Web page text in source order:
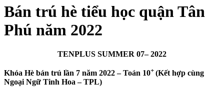
Bán trú hè tiểu học quận Tân
Phú năm 2022
TENPLUS SUMMER 07– 2022
Khóa Hè bán trú lần 7 năm 2022 – Toán 10+ (Kết hợp cùng
Ngoại Ngữ Tinh Hoa – TPL)